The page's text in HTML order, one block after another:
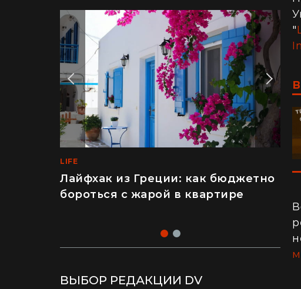
LIFE
Лайфхак из Греции: как бюджетно
бороться с жарой в квартире
LIFE
"Это п****ц": француз впервые
приехал в Украину и попробовал
ВЫБОР РЕДАКЦИИ DV
"